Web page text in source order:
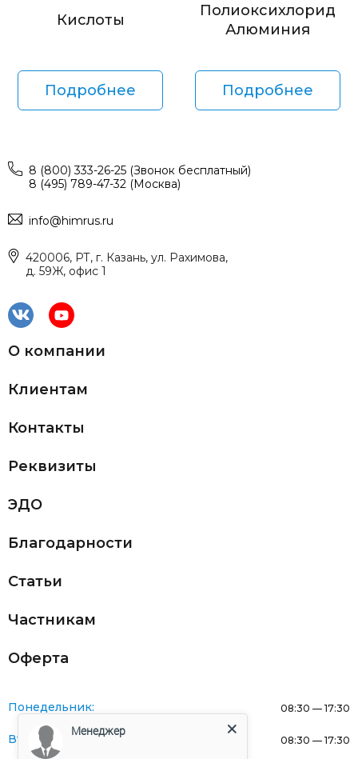
Кислоты
Подробнее
Полиоксихлорид
Алюминия
Подробнее
8 (800) 333-26-25 (Звонок бесплатный)
8 (495) 789-47-32 (Москва)
info@himrus.ru
420006, РТ, г. Казань, ул. Рахимова,
д. 59Ж, офис 1
О компании
Клиентам
Контакты
Реквизиты
ЭДО
Благодарности
Статьи
Частникам
Оферта
Понедельник: 08:30 — 17:30
Вторник: 08:30 — 17:30
Менеджер